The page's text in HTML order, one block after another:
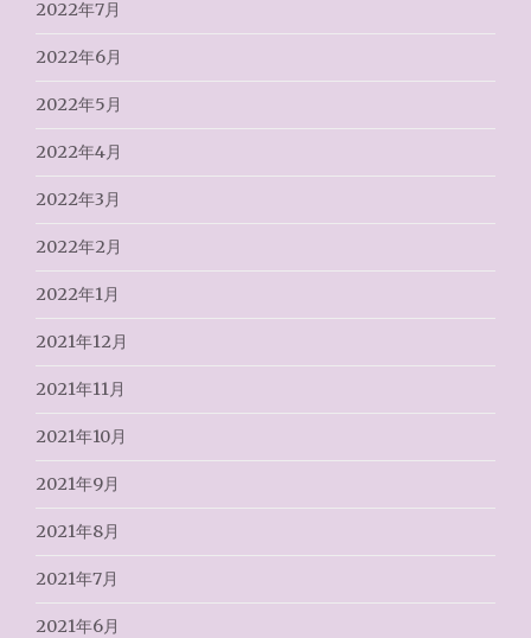
2022年7月
2022年6月
2022年5月
2022年4月
2022年3月
2022年2月
2022年1月
2021年12月
2021年11月
2021年10月
2021年9月
2021年8月
2021年7月
2021年6月